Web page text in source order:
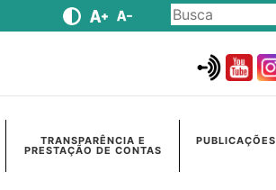
TRANSPARÊNCIA E
PRESTAÇÃO DE CONTAS
PUBLICAÇÕES